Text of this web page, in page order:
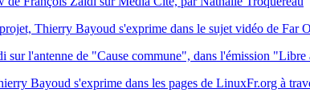
Thierry Bayoud s'exprime dans le sujet vidéo de Far
sur l'antenne de "Cause commune", dans l'émission
Bayoud s'exprime dans les pages de LinuxFr.org à